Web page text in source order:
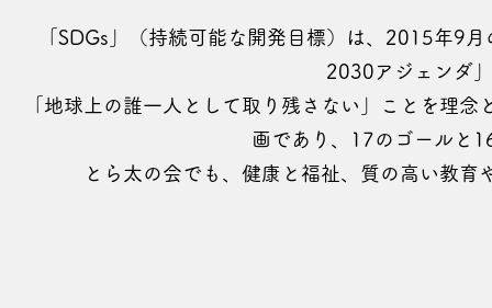
「SDGs」（持続可能な開発目標）は、2015年9
2030アジェンダ
「地球上の誰一人として取り残さない」ことを理
画であり、17のゴールと
とら太の会でも、健康と福祉、質の高い教